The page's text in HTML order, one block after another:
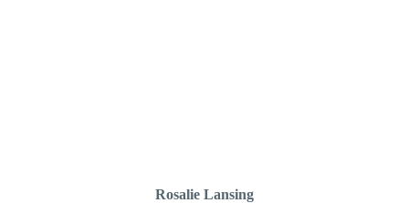
Rosalie Lansing